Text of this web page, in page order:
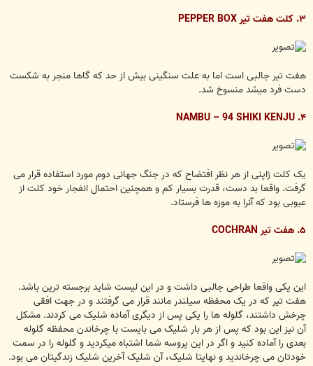
۳. کلت هفت تیر PEPPER BOX
هفت تیر جالبی است اما به علت سنگینی بیش از حد که گاها منجر به شکست
دست فرد میشد منسوخ شد.
۴. NAMBU – 94 SHIKI KENJU
یک کلت ژاپنی از هر نظر افتضاح که در جنگ جهانی دوم مورد استفاده قرار می
گرفت. واقعا بد دست، قدرت بسیار کم و همچنین احتمال انفجار خود کلت از
عیوبی بود که آنرا به موزه ها فرستاد.
۵. هفت تیر COCHRAN
این یکی واقعا طراحی جالبی داشت و در این لیست شاید برجسته ترین باشد.
هفت تیر که در یک محفظه سیلندر مانند قرار می گرفتند و در جهت افقی
چرخش داشتند، گلوله ها را یکی پس از دیگری آماده شلیک می کردند. مشکل
آن نیز این بود که پس از هر بار شلیک می بایست با چرخاندن محفظه گلوله
بعدی را آماده کنید و اگر در این پروسه شما اشتباه میکردید و گلوله را در سمت
خودتان می چرخاندید و نهایتا شلیک، آن شلیک آخرین شلیک زندگیتان می بود.